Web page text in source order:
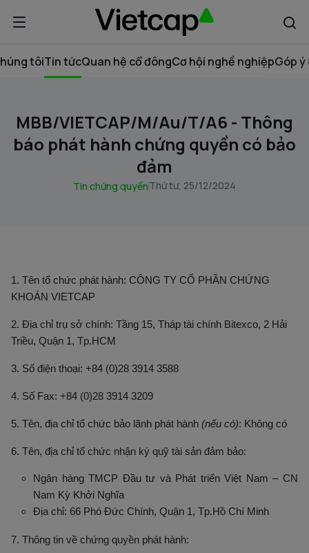
tôiTin tứcQuan hệ cổ đôngCơ hội nghề nghiệpGóp ý
MBB/VIETCAP/M/Au/T/A6 - Thông
báo phát hành chứng quyền có bảo
đảm
Tin chứng quyềnThứ tư, 25/12/2024
1. Tên tổ chức phát hành: CÔNG TY CỔ PHẦN CHỨNG
KHOÁN VIETCAP
2. Địa chỉ trụ sở chính: Tầng 15, Tháp tài chính Bitexco, 2 Hải
Triều, Quận 1, Tp.HCM
3. Số điện thoại: +84 (0)28 3914 3588
4. Số Fax: +84 (0)28 3914 3209
5. Tên, địa chỉ tổ chức bảo lãnh phát hành (nếu có): Không có
6. Tên, địa chỉ tổ chức nhận ký quỹ tài sản đảm bảo:
Ngân hàng TMCP Đầu tư và Phát triển Việt Nam – CN
Nam Kỳ Khởi Nghĩa
Địa chỉ: 66 Phó Đức Chính, Quận 1, Tp.Hồ Chí Minh
7. Thông tin về chứng quyền phát hành: